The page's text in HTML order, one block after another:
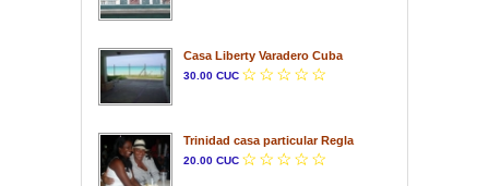
Casa Liberty Varadero Cuba
30.00 CUC
Trinidad casa particular Regla
20.00 CUC